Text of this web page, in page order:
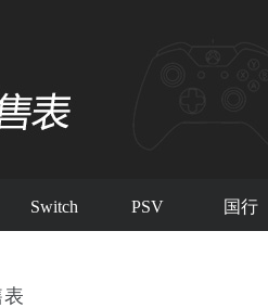
Switch PSV 国行
表